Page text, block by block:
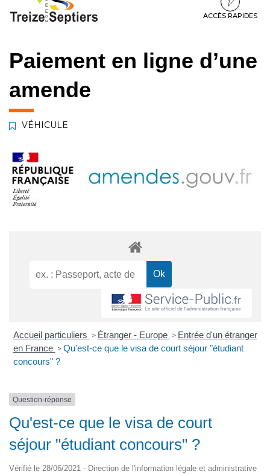
contenu
pied
ACCÈS RAPIDES
Paiement en ligne d’une
amende
VÉHICULE
Accueil particuliers > Étranger - Europe > Entrée d'un étranger
en France > Qu'est-ce que le visa de court séjour "étudiant
concours" ?
Question-réponse
Qu'est-ce que le visa de court
séjour "étudiant concours" ?
Vérifié le 28/06/2021 - Direction de l'information légale et administrative